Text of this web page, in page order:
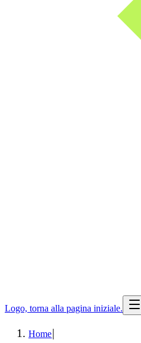
Logo, torna alla pagina iniziale.
Home|